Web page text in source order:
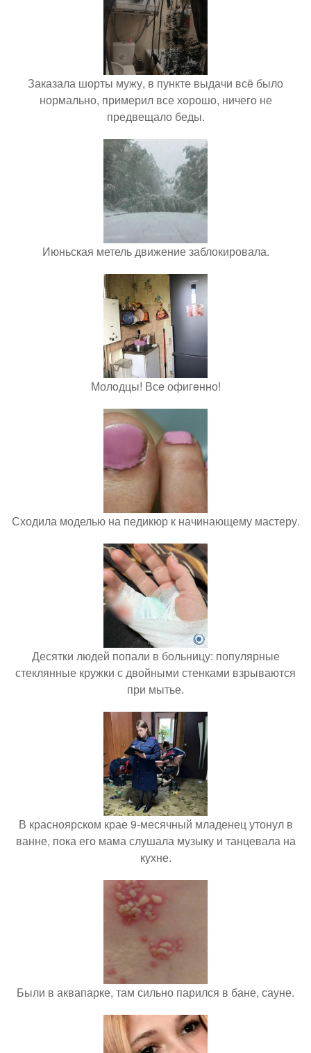
Заказала шорты мужу, в пункте выдачи всё было
нормально, примерил все хорошо, ничего не
предвещало беды.
Июньская метель движение заблокировала.
Молoдцы! Всe офигeнно!
Сходила моделью на педикюр к начинающему мастеру.
Десятки людей попали в больницу: популярные
стеклянные кружки с двойными стенками взрываются
при мытье.
В красноярском крае 9-месячный младенец утонул в
ванне, пока его мама слушала музыку и танцевала на
кухне.
Были в аквапарке, там сильно парился в бане, сауне.